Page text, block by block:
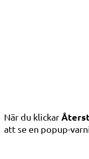
När du klickar
att se en popup-